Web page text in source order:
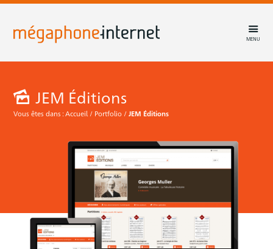
MENU
JEM Éditions
Vous êtes dans :Accueil/ Portfolio /JEM Éditions